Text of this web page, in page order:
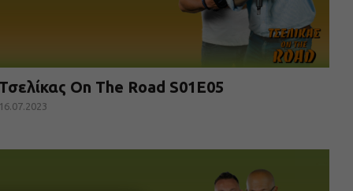
On The Road S01E05